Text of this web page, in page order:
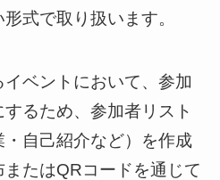
式で取り扱います。
ベントにおいて、参加
るため、参加者リスト
・自己紹介など）を作成
たはQRコードを通じて